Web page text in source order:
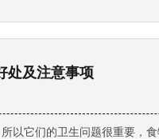
处及注意事项
以它们的卫生问题很重要，